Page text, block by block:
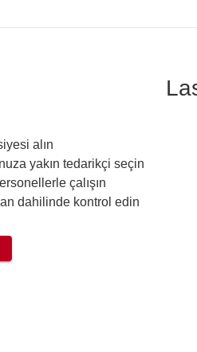
alın
yakın tedarikçi seçin
çalışın
dahilinde kontrol edin